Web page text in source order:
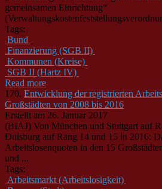
gemeinsamen Einrichtung“
Tags:
Bund
Finanzierung (SGB II)
Kommunen (Kreise)
SGB II (Hartz IV)
Read more
170. Entwicklung der registrierten
Großstädten von 2008 bis 2016
Erstellt am 26. Januar 2017
(BIAJ) Von München und Stuttgart auf
Duisburg auf Rang 14 und 15 in 2016:
Arbeitslosenquoten in den 15
und ...
Tags:
Arbeitsmarkt (Arbeitslosigkeit)